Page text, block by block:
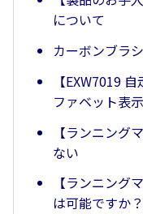
について
カーボンブラ
【EXW7019
ファベット表
【ランニング
ない
【ランニング
は可能ですか？